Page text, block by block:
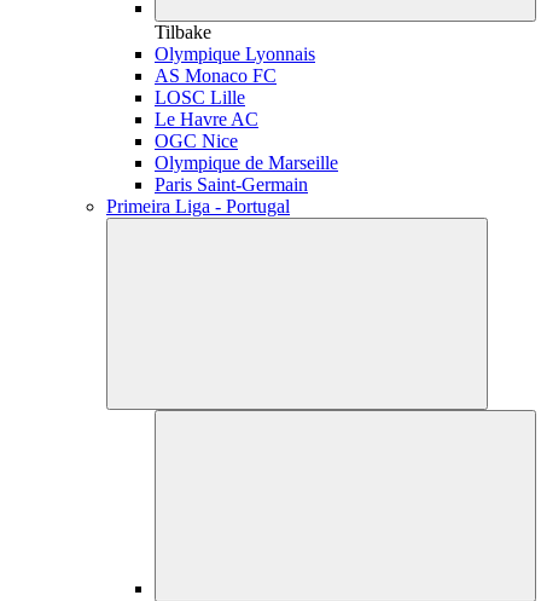
Tilbake
Olympique Lyonnais
AS Monaco FC
LOSC Lille
Le Havre AC
OGC Nice
Olympique de Marseille
Paris Saint-Germain
Primeira Liga - Portugal